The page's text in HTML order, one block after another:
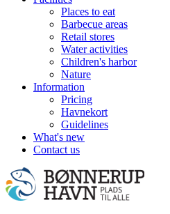
Places to eat
Barbecue areas
Retail stores
Water activities
Children's harbor
Nature
Information
Pricing
Havnekort
Guidelines
What's new
Contact us